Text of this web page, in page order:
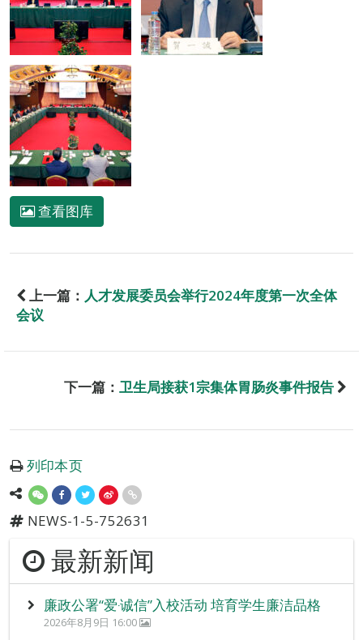
查看图库
上一篇： 人才发展委员会举行2024年度第一次全体
会议
下一篇： 卫生局接获1宗集体胃肠炎事件报告
列印本页
NEWS-1-5-752631
最新新闻
廉政公署“爱‧诚信”入校活动 培育学生廉洁品格
2026年8月9日 16:00